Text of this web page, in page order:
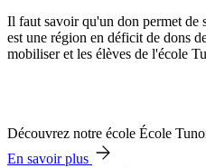
Il faut savoir qu'un don permet de
est une région en déficit de dons
mobiliser et les élèves de l'école
Découvrez notre école École
En savoir plus